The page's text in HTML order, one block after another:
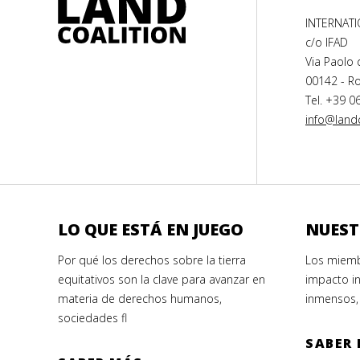
c/o IFAD
Via Paolo
00142 -
Tel. +39
LO QUE ESTÁ EN JUEGO
Por qué los derechos sobre la tierra
equitativos son la clave para avanzar en
materia de derechos humanos,
sociedades fl
Los
impacto
SABER